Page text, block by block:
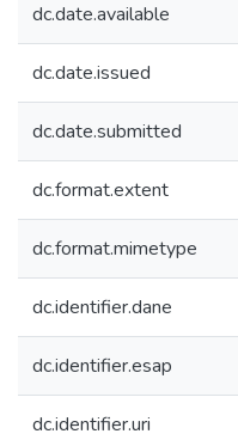
dc.date.available
dc.date.issued
dc.date.submitted
dc.format.extent
dc.format.mimetype
dc.identifier.dane
dc.identifier.esap
dc.identifier.uri